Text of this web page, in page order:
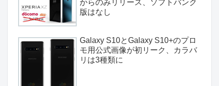
からのみリリース、ソフトバンク
版はなし
Galaxy S10とGalaxy S10+のプロ
モ用公式画像が初リーク、カラバ
リは3種類に